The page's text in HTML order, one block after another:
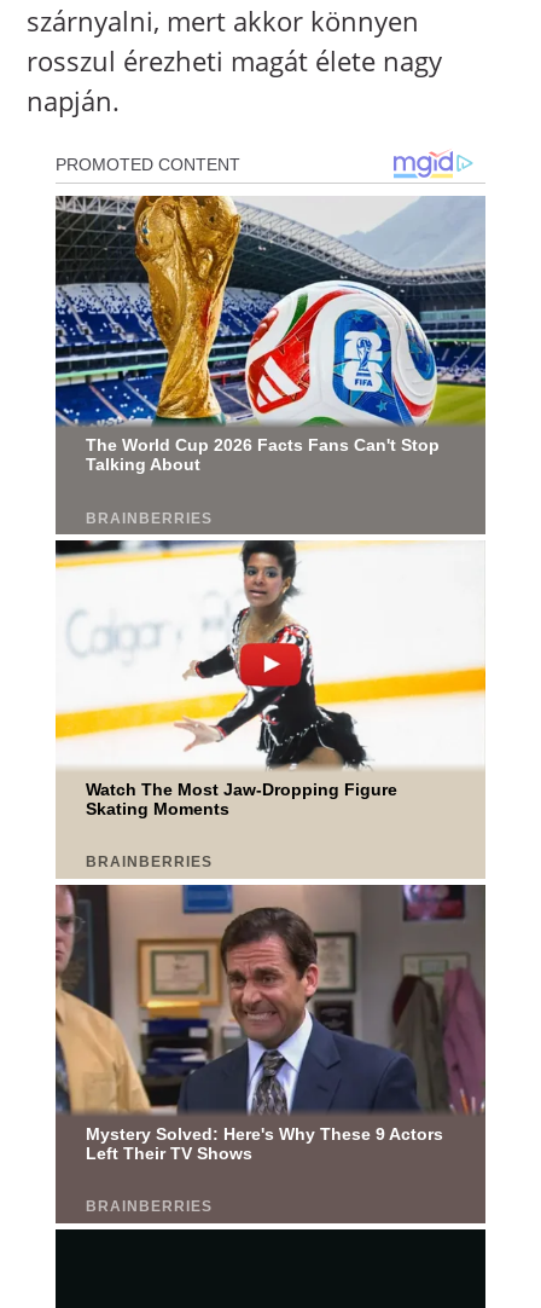
szárnyalni, mert akkor könnyen
rosszul érezheti magát élete nagy
napján.